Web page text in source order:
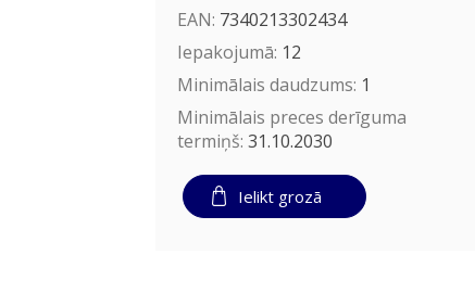
EAN: 7340213302434
Iepakojumā: 12
Minimālais daudzums: 1
Minimālais preces derīguma
termiņš: 31.10.2030
Ielikt grozā